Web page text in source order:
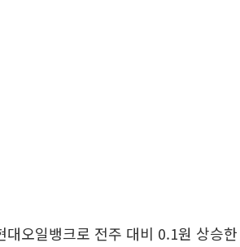
오일뱅크로 전주 대비 0.1원 상승